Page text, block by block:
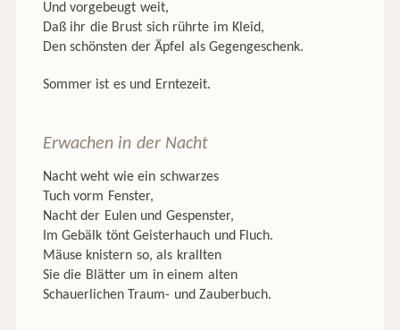
Und vorgebeugt weit,
Daß ihr die Brust sich rührte im Kleid,
Den schönsten der Äpfel als Gegengeschenk.
Sommer ist es und Erntezeit.
Erwachen in der Nacht
Nacht weht wie ein schwarzes
Tuch vorm Fenster,
Nacht der Eulen und Gespenster,
Im Gebälk tönt Geisterhauch und Fluch.
Mäuse knistern so, als krallten
Sie die Blätter um in einem alten
Schauerlichen Traum- und Zauberbuch.